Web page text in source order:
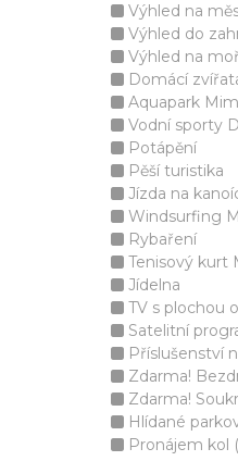
Výhled na
Výhled do
Výhled na
Domácí
Aquapark
Vodní sporty
Potápění
Pěší turistika
Jízda na
Windsurfing
Rybaření
Tenisový kurt
Jídelna
TV s plochou
Satelitní
Příslušenství
Zdarma!
Zdarma!
Hlídané
Pronájem kol